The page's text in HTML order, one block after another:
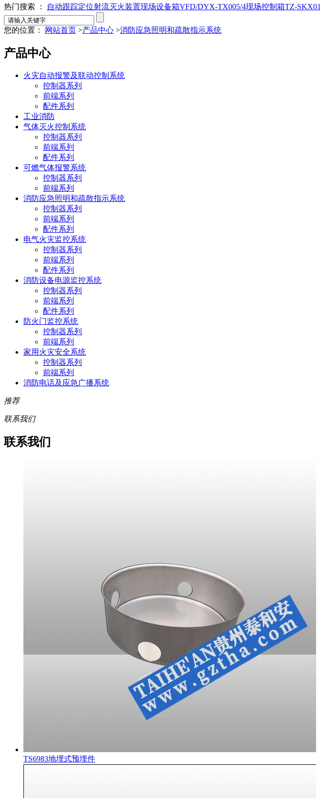
热门搜索 ： 自动跟踪定位射流灭火装置现场设备箱VFD/DYX-TX005/4现场控制箱TZ-SKX01
您的位置： 网站首页 >产品中心 >消防应急照明和疏散指示系统
产品中心
火灾自动报警及联动控制系统
控制器系列
前端系列
配件系列
工业消防
气体灭火控制系统
控制器系列
前端系列
配件系列
可燃气体报警系统
控制器系列
前端系列
消防应急照明和疏散指示系统
控制器系列
前端系列
配件系列
电气火灾监控系统
控制器系列
前端系列
配件系列
消防设备电源监控系统
控制器系列
前端系列
配件系列
防火门监控系统
控制器系列
前端系列
家用火灾安全系统
控制器系列
前端系列
消防电话及应急广播系统
推荐
联系我们
联系我们
TS6983地埋式预埋件